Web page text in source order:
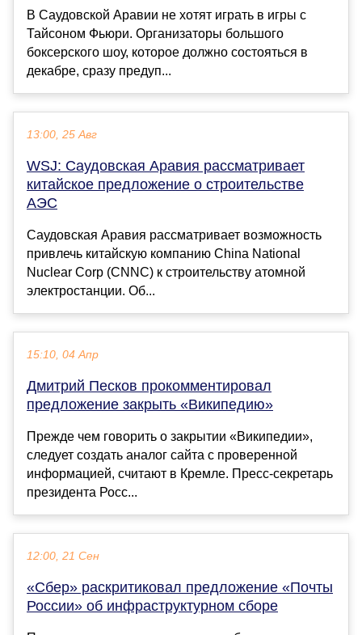
В Саудовской Аравии не хотят играть в игры с
Тайсоном Фьюри. Организаторы большого
боксерского шоу, которое должно состояться в
декабре, сразу предуп...
13:00, 25 Авг
WSJ: Саудовская Аравия рассматривает
китайское предложение о строительстве
АЭС
Саудовская Аравия рассматривает возможность
привлечь китайскую компанию China National
Nuclear Corp (CNNC) к строительству атомной
электростанции. Об...
15:10, 04 Апр
Дмитрий Песков прокомментировал
предложение закрыть «Википедию»
Прежде чем говорить о закрытии «Википедии»,
следует создать аналог сайта с проверенной
информацией, считают в Кремле. Пресс-секретарь
президента Росс...
12:00, 21 Сен
«Сбер» раскритиковал предложение «Почты
России» об инфраструктурном сборе